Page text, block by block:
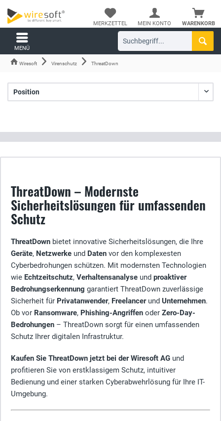
WARENKORB
MERKZETTEL MEIN KONTO
MENÜ
Wiresoft Virenschutz ThreatDown
ThreatDown – Modernste
Sicherheitslösungen für umfassenden
Schutz
ThreatDown bietet innovative Sicherheitslösungen, die Ihre
Geräte, Netzwerke und Daten vor den komplexesten
Cyberbedrohungen schützen. Mit modernsten Technologien
wie Echtzeitschutz, Verhaltensanalyse und proaktiver
Bedrohungserkennung garantiert ThreatDown zuverlässige
Sicherheit für Privatanwender, Freelancerund Unternehmen.
Ob vor Ransomware, Phishing-Angriffen oder Zero-Day-
Bedrohungen – ThreatDown sorgt für einen umfassenden
Schutz Ihrer digitalen Infrastruktur.
Kaufen Sie ThreatDown jetzt bei der Wiresoft AG und
profitieren Sie von erstklassigem Schutz, intuitiver
Bedienung und einer starken Cyberabwehrlösung für Ihre IT-
Umgebung.